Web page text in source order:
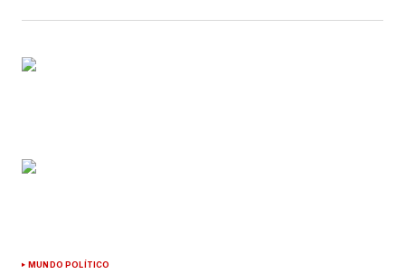
MUNDO POLÍTICO